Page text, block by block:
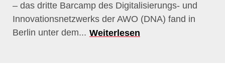
– das dritte Barcamp des Digitalisierungs- und
Innovationsnetzwerks der AWO (DNA) fand in
Berlin unter dem... Weiterlesen